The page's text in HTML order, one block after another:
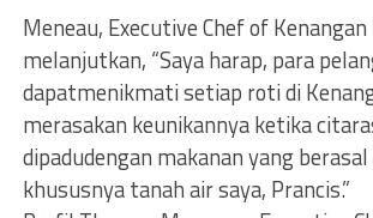
Meneau, Executive Chef of
melanjutkan, “Saya harap, para
dapatmenikmati setiap roti di
merasakan keunikannya ketika
dipadudengan makanan yang berasal
khususnya tanah air saya, Prancis.”